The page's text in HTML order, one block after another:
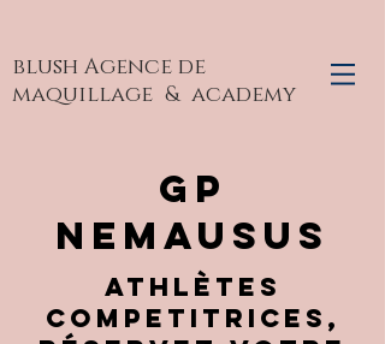
blush Agence de
maquillage & academy
gp
nemausus
Athlètes
competitrices,